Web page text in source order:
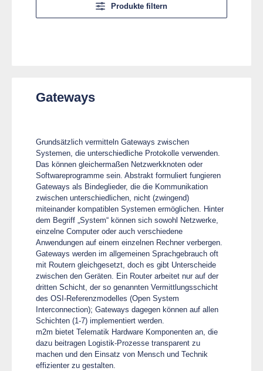
Produkte filtern
Gateways
Grundsätzlich vermitteln Gateways zwischen
Systemen, die unterschiedliche Protokolle verwenden.
Das können gleichermaßen Netzwerkknoten oder
Softwareprogramme sein. Abstrakt formuliert fungieren
Gateways als Bindeglieder, die die Kommunikation
zwischen unterschiedlichen, nicht (zwingend)
miteinander kompatiblen Systemen ermöglichen. Hinter
dem Begriff „System“ können sich sowohl Netzwerke,
einzelne Computer oder auch verschiedene
Anwendungen auf einem einzelnen Rechner verbergen.
Gateways werden im allgemeinen Sprachgebrauch oft
mit Routern gleichgesetzt, doch es gibt Unterscheide
zwischen den Geräten. Ein Router arbeitet nur auf der
dritten Schicht, der so genannten Vermittlungsschicht
des OSI-Referenzmodelles (Open System
Interconnection); Gateways dagegen können auf allen
Schichten (1-7) implementiert werden.
m2m bietet Telematik Hardware Komponenten an, die
dazu beitragen Logistik-Prozesse transparent zu
machen und den Einsatz von Mensch und Technik
effizienter zu gestalten.